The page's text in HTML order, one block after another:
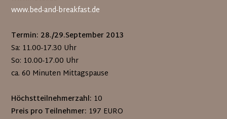
www.bed-and-breakfast.de
Termin: 28./29.September 2013
Sa: 11.00-17.30 Uhr
So: 10.00-17.00 Uhr
ca. 60 Minuten Mittagspause
Höchstteilnehmerzahl: 10
Preis pro Teilnehmer: 197 EURO